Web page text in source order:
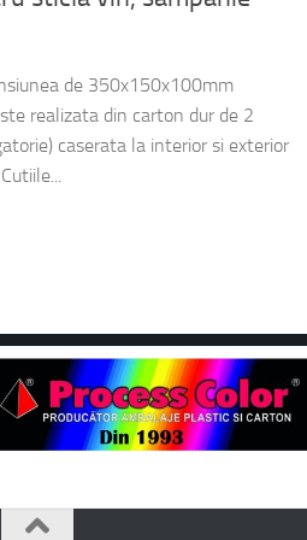
de 350x150x100mm
realizata din carton dur de 2
caserata la interior si exterior